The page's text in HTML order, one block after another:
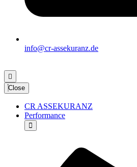
info@cr-assekuranz.de
Close
CR ASSEKURANZ
Performance